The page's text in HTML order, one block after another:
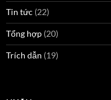
Tin tức (22)
Tổng hợp (20)
Trích dẫn (19)